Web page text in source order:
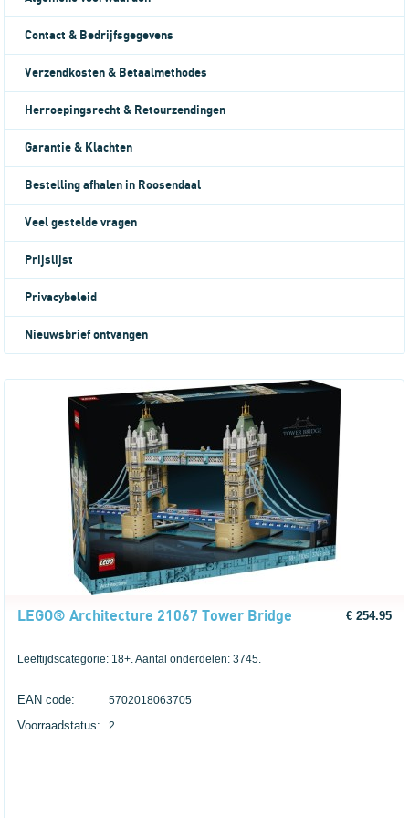
Contact & Bedrijfsgegevens
Verzendkosten & Betaalmethodes
Herroepingsrecht & Retourzendingen
Garantie & Klachten
Bestelling afhalen in Roosendaal
Veel gestelde vragen
Prijslijst
Privacybeleid
Nieuwsbrief ontvangen
LEGO® Architecture 21067 Tower Bridge € 254.95
Leeftijdscategorie: 18+. Aantal onderdelen: 3745.
EAN code: 5702018063705
Voorraadstatus: 2